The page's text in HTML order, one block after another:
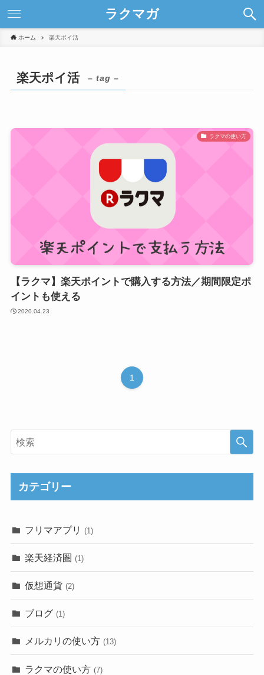
ラクマガ
ホーム 楽天ポイ活
楽天ポイ活 – tag –
ラクマの使い方
【ラクマ】楽天ポイントで購入する方法／期間限定ポ
イントも使える
2020.04.23
1
カテゴリー
フリマアプリ (1)
楽天経済圏 (1)
仮想通貨 (2)
ブログ (1)
メルカリの使い方 (13)
ラクマの使い方 (7)